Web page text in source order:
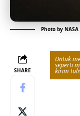
Photo by
SHARE
Untuk
seperti
kirim